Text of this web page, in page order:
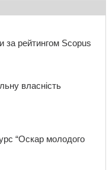
за рейтингом Scopus
власність
“Оскар молодого